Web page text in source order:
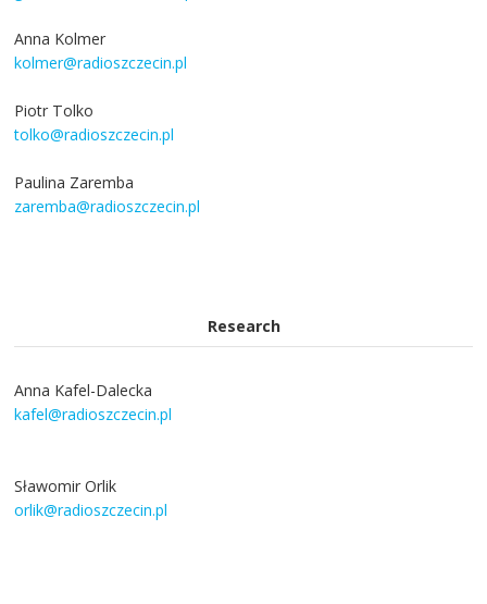
Anna Kolmer
kolmer@radioszczecin.pl
Piotr Tolko
tolko@radioszczecin.pl
Paulina Zaremba
zaremba@radioszczecin.pl
Research
Anna Kafel-Dalecka
kafel@radioszczecin.pl
Sławomir Orlik
orlik@radioszczecin.pl